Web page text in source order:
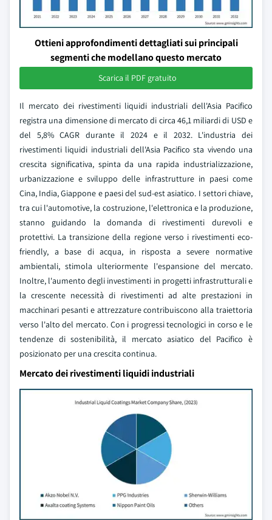
Ottieni approfondimenti dettagliati sui principali
segmenti che modellano questo mercato
Scarica il PDF gratuito
Il mercato dei rivestimenti liquidi industriali dell'Asia Pacifico
registra una dimensione di mercato di circa 46,1 miliardi di USD e
del 5,8% CAGR durante il 2024 e il 2032. L'industria dei
rivestimenti liquidi industriali dell'Asia Pacifico sta vivendo una
crescita significativa, spinta da una rapida industrializzazione,
urbanizzazione e sviluppo delle infrastrutture in paesi come
Cina, India, Giappone e paesi del sud-est asiatico. I settori chiave,
tra cui l'automotive, la costruzione, l'elettronica e la produzione,
stanno guidando la domanda di rivestimenti durevoli e
protettivi. La transizione della regione verso i rivestimenti eco-
friendly, a base di acqua, in risposta a severe normative
ambientali, stimola ulteriormente l'espansione del mercato.
Inoltre, l'aumento degli investimenti in progetti infrastrutturali e
la crescente necessità di rivestimenti ad alte prestazioni in
macchinari pesanti e attrezzature contribuiscono alla traiettoria
verso l'alto del mercato. Con i progressi tecnologici in corso e le
tendenze di sostenibilità, il mercato asiatico del Pacifico è
posizionato per una crescita continua.
Mercato dei rivestimenti liquidi industriali